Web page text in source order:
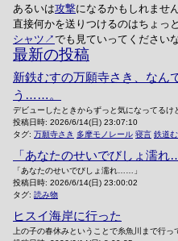
あるいは攻撃になるかもしれません
直接何かを送りつけるのはちょっ
シャツ
でも見ていってくださいな
最新の投稿
新鉄むすの万願寺さき、なん
う……。
デビューしたときからずっと気になってるけ
投稿日時: 2026/6/14(日) 23:07:10
タグ: 万願寺さき 多摩モノレール 寝言 鉄道
「あなたのせいでびしょ濡れ
「あなたのせいでびしょ濡れ……」
投稿日時: 2026/6/14(日) 23:00:02
タグ: 読み物
ヒスイ海岸に行った
上の子の春休みということで糸魚川まで行っ